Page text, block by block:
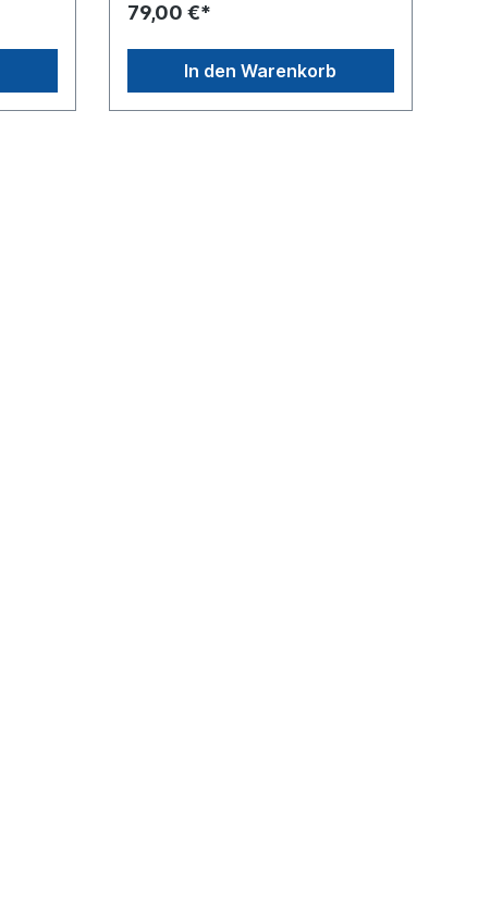
79,00 €*
In den Warenkorb